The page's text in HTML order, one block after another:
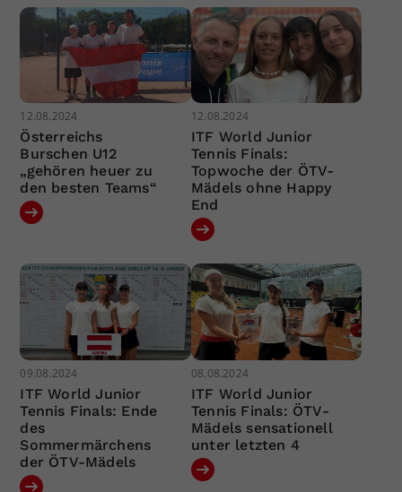
12.08.2024
Österreichs
Burschen U12
„gehören heuer zu
den besten Teams“
12.08.2024
ITF World Junior
Tennis Finals:
Topwoche der ÖTV-
Mädels ohne Happy
End
09.08.2024
ITF World Junior
Tennis Finals: Ende
des
Sommermärchens
der ÖTV-Mädels
08.08.2024
ITF World Junior
Tennis Finals: ÖTV-
Mädels sensationell
unter letzten 4